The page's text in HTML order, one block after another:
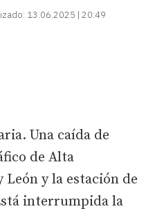
13.06.2025 | 20:49
Una caída de
de Alta
y la estación de
interrumpida la